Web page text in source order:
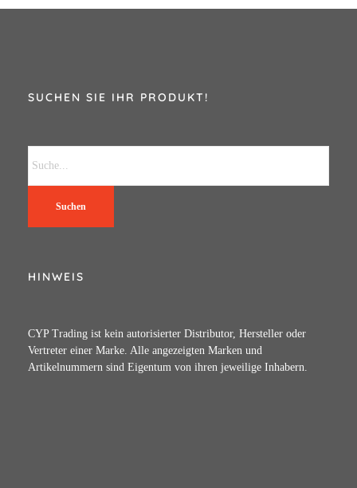
SUCHEN SIE IHR PRODUKT!
Suchen
HINWEIS
CYP Trading ist kein autorisierter Distributor, Hersteller oder
Vertreter einer Marke. Alle angezeigten Marken und
Artikelnummern sind Eigentum von ihren jeweilige Inhabern.